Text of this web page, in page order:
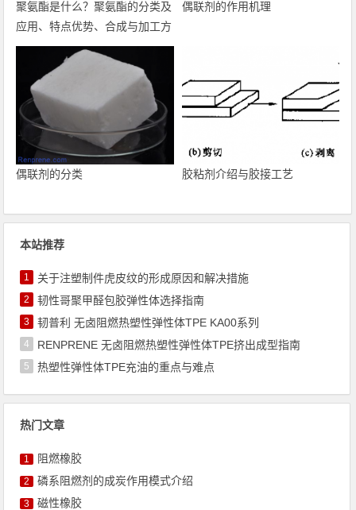
聚氨酯是什么？聚氨酯的分类及
应用、特点优势、合成与加工方
法
偶联剂的作用机理
偶联剂的分类 胶粘剂介绍与胶接工艺
本站推荐
1 关于注塑制件虎皮纹的形成原因和解决措施
2 韧性哥聚甲醛包胶弹性体选择指南
3 韧普利 无卤阻燃热塑性弹性体TPE KA00系列
4 RENPRENE 无卤阻燃热塑性弹性体TPE挤出成型指南
5 热塑性弹性体TPE充油的重点与难点
热门文章
1 阻燃橡胶
2 磷系阻燃剂的成炭作用模式介绍
3 磁性橡胶